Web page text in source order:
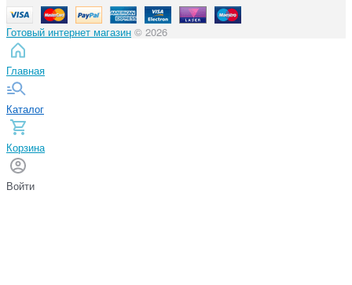
Готовый интернет магазин © 2026
Главная
Каталог
Корзина
Войти